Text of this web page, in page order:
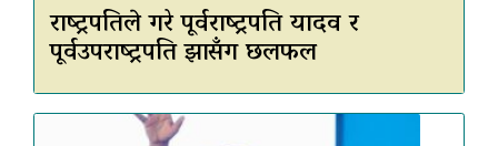
राष्ट्रपतिले गरे पूर्वराष्ट्रपति यादव र
पूर्वउपराष्ट्रपति झासँग छलफल